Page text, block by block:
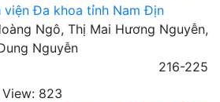
Đa khoa tỉnh Nam Địn
Ngô, Thị Mai Hương Nguyễn,
Nguyễn
216-225
View: 823